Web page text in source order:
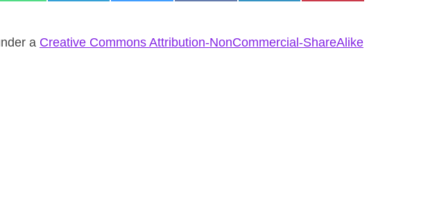
a Creative Commons Attribution-NonCommercial-ShareAlike